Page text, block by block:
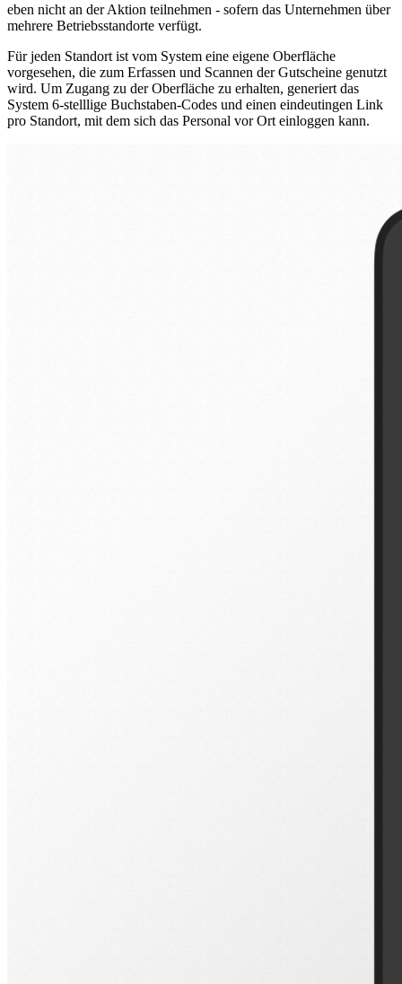
eben nicht an der Aktion teilnehmen - sofern das Unternehmen über
mehrere Betriebsstandorte verfügt.
Für jeden Standort ist vom System eine eigene Oberfläche
vorgesehen, die zum Erfassen und Scannen der Gutscheine genutzt
wird. Um Zugang zu der Oberfläche zu erhalten, generiert das
System 6-stelllige Buchstaben-Codes und einen eindeutingen Link
pro Standort, mit dem sich das Personal vor Ort einloggen kann.